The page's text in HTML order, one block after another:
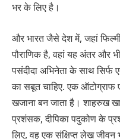
भर के लिए है।
और भारत जैसे देश में, जहां
पौराणिक है, वहां यह अंतर और
पसंदीदा अभिनेता के साथ सिर्फ
का सबूत चाहिए. एक ऑटोग्राफ
खजाना बन जाता है। शाहरुख
प्रशंसक, दीपिका पदुकोण के
लिए, वह एक संक्षिप्त लेख जीवन